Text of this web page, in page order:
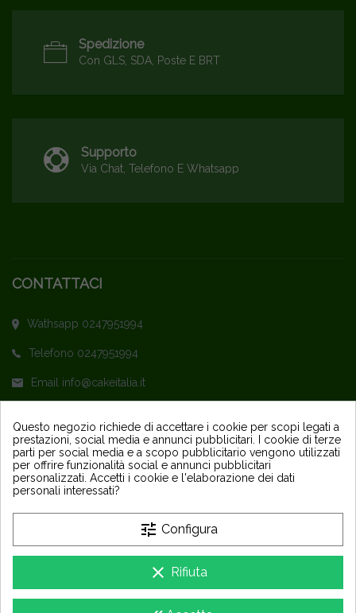
Spedizione
Con GLS, SDA, Poste E BRT
Supporto
Via Chat, Telefono E Whatsapp
CONTATTACI
Wathsapp 0247951994
Telefono 0247951994
Email info@cakeitalia.it
dalle ore 9,30 alle 14 e dalle 15 alle 18
LA NOSTRA AZIENDA
Questo negozio richiede di accettare i cookie per scopi legati a
prestazioni, social media e annunci pubblicitari. I cookie di terze
parti per social media e a scopo pubblicitario vengono utilizzati
per offrire funzionalità social e annunci pubblicitari
personalizzati. Accetti i cookie e l'elaborazione dei dati
personali interessati?
tune Configura
clear Rifiuta